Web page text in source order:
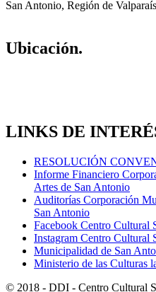
San Antonio, Región de
Ubicación.
LINKS DE
RESOLUCIÓN
Informe Financiero
Artes de San Antonio
Auditorías Corporación
San Antonio
Facebook Centro Cultural
Instagram Centro Cultural
Municipalidad de San
Ministerio de las Culturas
© 2018 - DDI - Centro Cultural